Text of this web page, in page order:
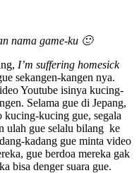
nama game-ku 🙂
I’m suffering homesick
sekangen-kangen nya.
Youtube isinya kucing-
Selama gue di Jepang,
kucing gue, segala
ulah gue selalu bilang ke
kadang gue minta video
gue berdoa mereka gak
bisa denger suara gue.